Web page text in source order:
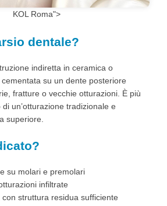
KOL Roma">
dentale?
indiretta in ceramica o
su un dente posteriore
fratture o vecchie otturazioni. È più
un’otturazione tradizionale e
superiore.
su molari e premolari
infiltrate
struttura residua sufficiente